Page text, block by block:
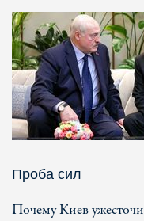
Проба сил
Почему Киев